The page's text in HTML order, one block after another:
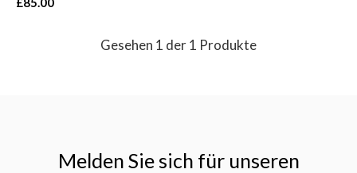
Gesehen 1 der 1 Produkte
Melden Sie sich für unseren